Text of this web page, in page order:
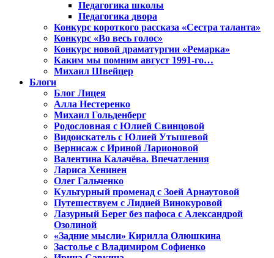
Педагогика школы
Педагогика двора
Конкурс короткого рассказа «Сестра таланта»
Конкурс «Во весь голос»
Конкурс новой драматургии «Ремарка»
Каким мы помним август 1991-го…
Михаил Швейцер
Блоги
Блог Лицея
Алла Нестеренко
Михаил Гольденберг
Родословная с Юлией Свинцовой
Видоискатель с Юлией Утышевой
Вернисаж с Ириной Ларионовой
Валентина Калачёва. Впечатления
Лариса Хенинен
Олег Гальченко
Культурный променад с Зоей Арнаутовой
Путешествуем с Лидией Винокуровой
Лазурный Берег без пафоса с Александрой
Озолиной
«Задние мысли» Кирилла Олюшкина
Застолье с Владимиром Софиенко